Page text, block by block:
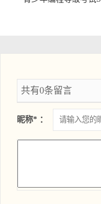
共有0条留言
昵称* ：